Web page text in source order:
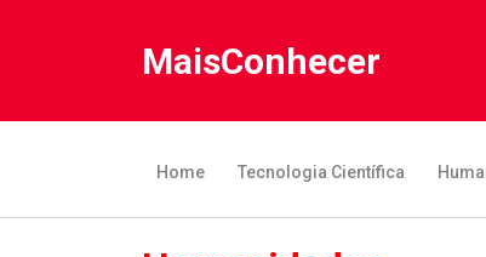
MaisConhecer
Home Tecnologia Científica